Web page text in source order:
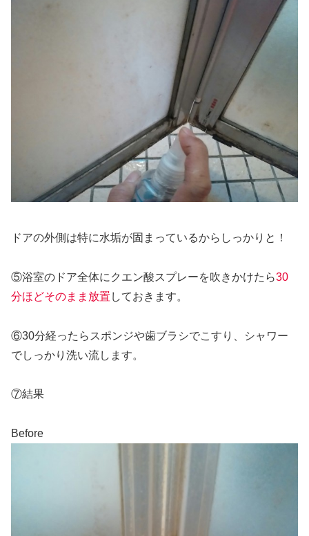
ドアの外側は特に水垢が固まっているからしっかりと！
⑤浴室のドア全体にクエン酸スプレーを吹きかけたら30
分ほどそのまま放置 しておきます。
⑥30分経ったらスポンジや歯ブラシでこすり、シャワー
でしっかり洗い流します。
⑦結果
Before